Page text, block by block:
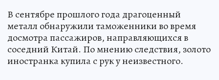
В сентябре прошлого года драгоценный
металл обнаружили таможенники во время
досмотра пассажиров, направляющихся в
соседний Китай. По мнению следствия, золото
иностранка купила с рук у неизвестного.